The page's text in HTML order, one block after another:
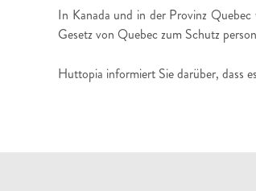
In Kanada und in der Provinz
Gesetz von Quebec zum Schutz
Huttopia informiert Sie darüber, dass